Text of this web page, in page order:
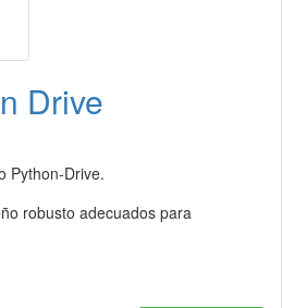
Drive
Python-Drive.
robusto adecuados para